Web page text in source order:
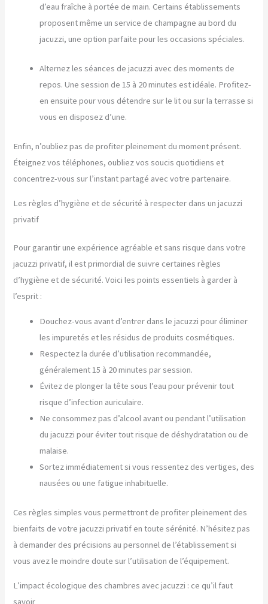
d’eau fraîche à portée de main. Certains établissements
proposent même un service de champagne au bord du
jacuzzi, une option parfaite pour les occasions spéciales.
Alternez les séances de jacuzzi avec des moments de
repos. Une session de 15 à 20 minutes est idéale. Profitez-
en ensuite pour vous détendre sur le lit ou sur la terrasse si
vous en disposez d’une.
Enfin, n’oubliez pas de profiter pleinement du moment présent.
Éteignez vos téléphones, oubliez vos soucis quotidiens et
concentrez-vous sur l’instant partagé avec votre partenaire.
Les règles d’hygiène et de sécurité à respecter dans un jacuzzi
privatif
Pour garantir une expérience agréable et sans risque dans votre
jacuzzi privatif, il est primordial de suivre certaines règles
d’hygiène et de sécurité. Voici les points essentiels à garder à
l’esprit :
Douchez-vous avant d’entrer dans le jacuzzi pour éliminer
les impuretés et les résidus de produits cosmétiques.
Respectez la durée d’utilisation recommandée,
généralement 15 à 20 minutes par session.
Évitez de plonger la tête sous l’eau pour prévenir tout
risque d’infection auriculaire.
Ne consommez pas d’alcool avant ou pendant l’utilisation
du jacuzzi pour éviter tout risque de déshydratation ou de
malaise.
Sortez immédiatement si vous ressentez des vertiges, des
nausées ou une fatigue inhabituelle.
Ces règles simples vous permettront de profiter pleinement des
bienfaits de votre jacuzzi privatif en toute sérénité. N’hésitez pas
à demander des précisions au personnel de l’établissement si
vous avez le moindre doute sur l’utilisation de l’équipement.
L’impact écologique des chambres avec jacuzzi : ce qu’il faut
savoir